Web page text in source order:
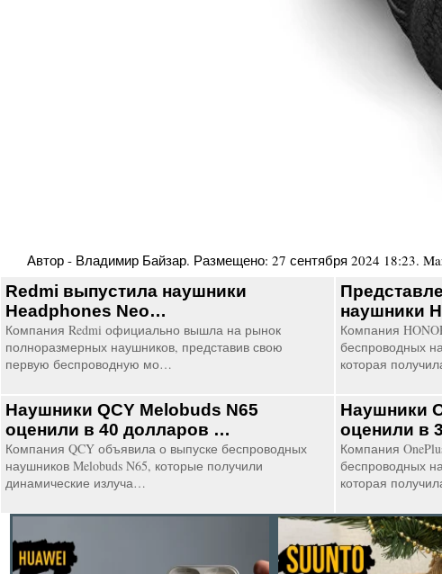
Автор - Владимир Байзар. Размещено: 27 сентября 2024 18:23.
Redmi выпустила наушники
Headphones Neo…
Компания Redmi официально вышла на рынок
полноразмерных наушников, представив свою
первую беспроводную мо…
наушники
Компания
беспроводных
которая
Наушники QCY Melobuds N65
оценили в 40 долларов …
Компания QCY объявила о выпуске беспроводных
наушников Melobuds N65, которые получили
динамические излуча…
Наушники
оценили в
Компания
беспроводных
которая